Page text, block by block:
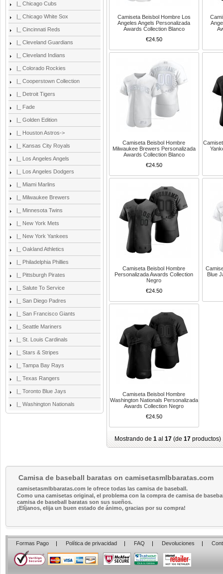
|_ Chicago Cubs
|_ Chicago White Sox
|_ Cincinnati Reds
|_ Cleveland Guardians
|_ Cleveland Indians
|_ Colorado Rockies
|_ Cooperstown Collection
|_ Detroit Tigers
|_ Fade
|_ Golden Edition
|_ Houston Astros->
|_ Kansas City Royals
|_ Los Angeles Angels
|_ Los Angeles Dodgers
|_ Miami Marlins
|_ Milwaukee Brewers
|_ Minnesota Twins
|_ New York Mets
|_ New York Yankees
|_ Oakland Athletics
|_ Philadelphia Phillies
|_ Pittsburgh Pirates
|_ Salute To Service
|_ San Diego Padres
|_ San Francisco Giants
|_ Seattle Mariners
|_ St. Louis Cardinals
|_ Stars & Stripes
|_ Tampa Bay Rays
|_ Texas Rangers
|_ Toronto Blue Jays
|_ Washington Nationals
Camiseta Beisbol Hombre Los
Angeles Angels Personalizada
Awards Collection Blanco
€24.50
Camiseta Beisbol Hombre
Milwaukee Brewers Personalizada
Awards Collection Blanco
€24.50
Camiseta Beisbol Hombre
Personalizada Awards Collection
Negro
€24.50
Blue
Camiseta Beisbol Hombre
Washington Nationals Personalizada
Awards Collection Negro
€24.50
Mostrando de 1 al 17 (de 17 productos)
Camisa de baseball baratas on camisetasmlbbaratas.com
camisetasmlbbaratas.com le ofrece todas las camisa de baseball.
Como una camisetas original, el problema con la compra de camisa de
camisa de baseball baratas son sus sueños.
¡Elíjanos, elija un buen estado de ánimo, gracias por su compra!
Formas Pago | Política de privacidad | FAQ | Devoluciones |